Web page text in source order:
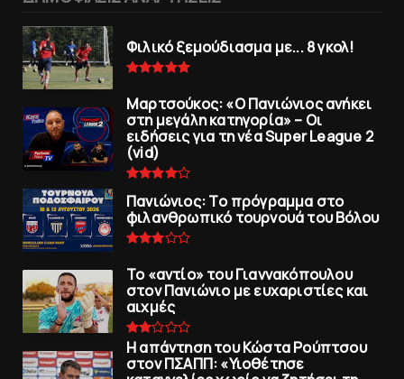
Φιλικό ξεμούδιασμα με... 8 γκολ!
Μαρτσούκος: «Ο Πανιώνιος ανήκει
στη μεγάλη κατηγορία» – Οι
ειδήσεις για τη νέα Super League 2
(vid)
Πανιώνιoς: Tο πρόγραμμα στο
φιλανθρωπικό τουρνουά του Bόλου
To «αντίο» του Γιαννακόπουλου
στον Πανιώνιο με ευχαριστίες και
αιχμές
Η απάντηση του Κώστα Ρούπτσου
στον ΠΣΑΠΠ: «Υιοθέτησε